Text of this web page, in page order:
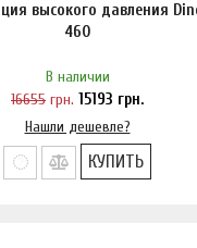
высокого давления
460
В наличии
16655 грн. 15193 грн.
Нашли дешевле?
КУПИТЬ